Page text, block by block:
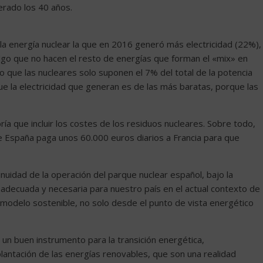
los 40 años.
energía nuclear la que en 2016 generó más electricidad (22%),
que no hacen el resto de energías que forman el «mix» en
que las nucleares solo suponen el 7% del total de la potencia
la electricidad que generan es de las más baratas, porque las
que incluir los costes de los residuos nucleares. Sobre todo,
paga unos 60.000 euros diarios a Francia para que
de la operación del parque nuclear español, bajo la
y necesaria para nuestro país en el actual contexto de
sostenible, no solo desde el punto de vista energético
buen instrumento para la transición energética,
de las energías renovables, que son una realidad